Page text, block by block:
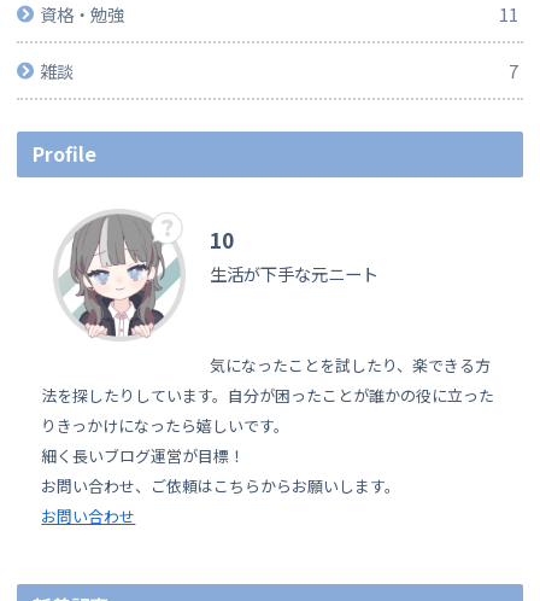
資格・勉強 11
雑談 7
Profile
10
生活が下手な元ニート
気になったことを試したり、楽できる方
法を探したりしています。自分が困ったことが誰かの役に立った
りきっかけになったら嬉しいです。
細く長いブログ運営が目標！
お問い合わせ、ご依頼はこちらからお願いします。
お問い合わせ